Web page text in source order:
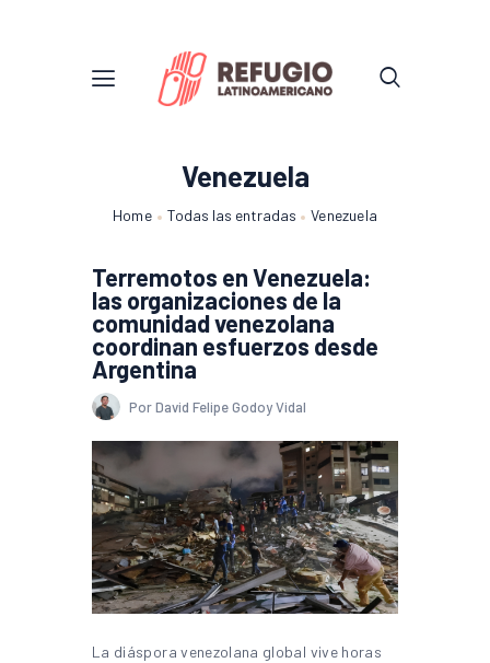
Venezuela
Home Todas las entradas Venezuela
Terremotos en Venezuela:
las organizaciones de la
comunidad venezolana
coordinan esfuerzos desde
Argentina
Por David Felipe Godoy Vidal
La diáspora venezolana global vive horas